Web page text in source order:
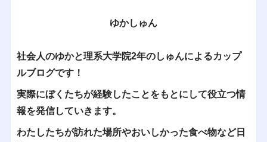
ゆかしゅん
社会人のゆかと理系大学院2年のしゅんによるカップ
ルブログです！
実際にぼくたちが経験したことをもとにして役立つ情
報を発信していきます。
わたしたちが訪れた場所やおいしかった食べ物など日